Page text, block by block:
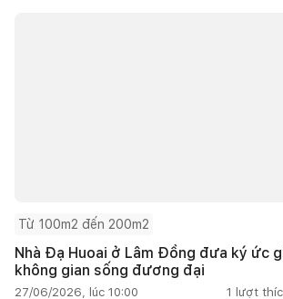
Từ 100m2 đến 200m2
Nhà Đạ Huoai ở Lâm Đồng đưa ký ức
không gian sống đương đại
27/06/2026, lúc 10:00 1 lượt